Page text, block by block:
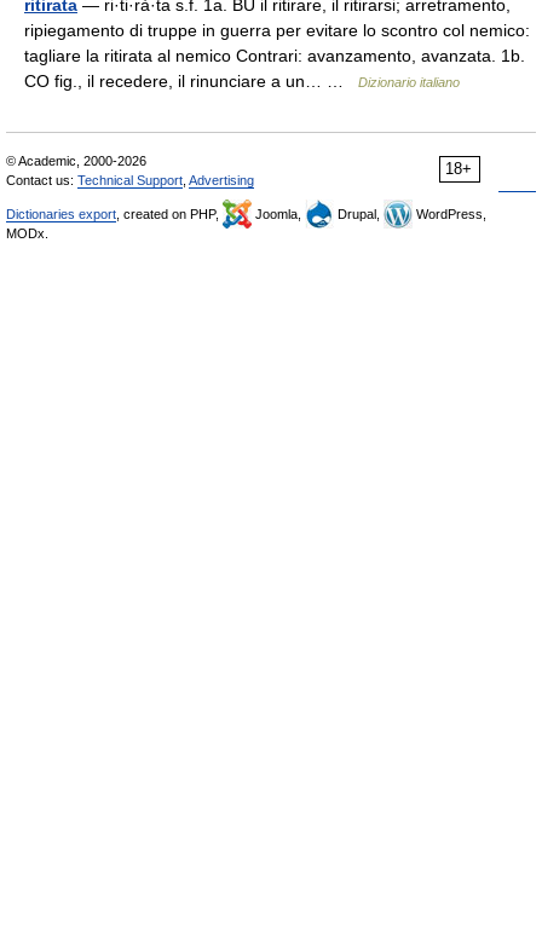
ritirata — ri·ti·rà·ta s.f. 1a. BU il ritirare, il ritirarsi; arretramento,
ripiegamento di truppe in guerra per evitare lo scontro col nemico:
tagliare la ritirata al nemico Contrari: avanzamento, avanzata. 1b.
CO fig., il recedere, il rinunciare a un… …
Dizionario italiano
18+
© Academic, 2000-2026
Contact us: Technical Support Advertising
Dictionaries export , created on PHP, Joomla, Drupal,
WordPress,
MODx.